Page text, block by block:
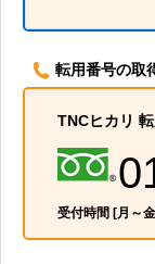
転用番号の取
TNCヒカリ
受付時間 [月～